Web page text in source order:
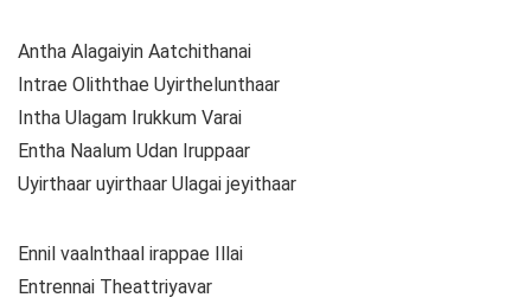
Antha Alagaiyin Aatchithanai
Intrae Oliththae Uyirthelunthaar
Intha Ulagam Irukkum Varai
Entha Naalum Udan Iruppaar
Uyirthaar uyirthaar Ulagai jeyithaar
Ennil vaalnthaal irappae Illai
Entrennai Theattriyavar